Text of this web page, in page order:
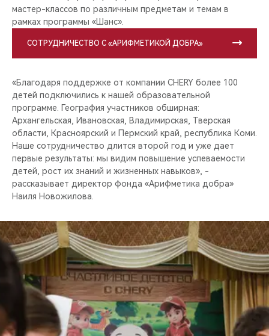
мастер-классов по различным предметам и темам в
рамках программы «Шанс».
СОТРУДНИЧЕСТВО С «АРИФМЕТИКОЙ ДОБРА»
«Благодаря поддержке от компании CHERY более 100
детей подключились к нашей образовательной
программе. География участников обширная:
Архангельская, Ивановская, Владимирская, Тверская
области, Красноярский и Пермский край, республика Коми.
Наше сотрудничество длится второй год и уже дает
первые результаты: мы видим повышение успеваемости
детей, рост их знаний и жизненных навыков», -
рассказывает директор фонда «Арифметика добра»
Наиля Новожилова.